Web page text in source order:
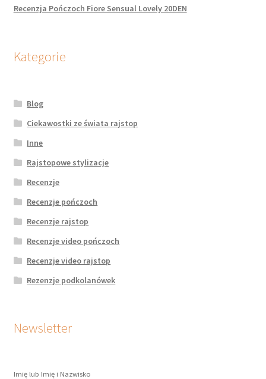
Recenzja Pończoch Fiore Sensual Lovely 20DEN
Kategorie
Blog
Ciekawostki ze świata rajstop
Inne
Rajstopowe stylizacje
Recenzje
Recenzje pończoch
Recenzje rajstop
Recenzje video pończoch
Recenzje video rajstop
Rezenzje podkolanówek
Newsletter
Imię lub Imię i Nazwisko